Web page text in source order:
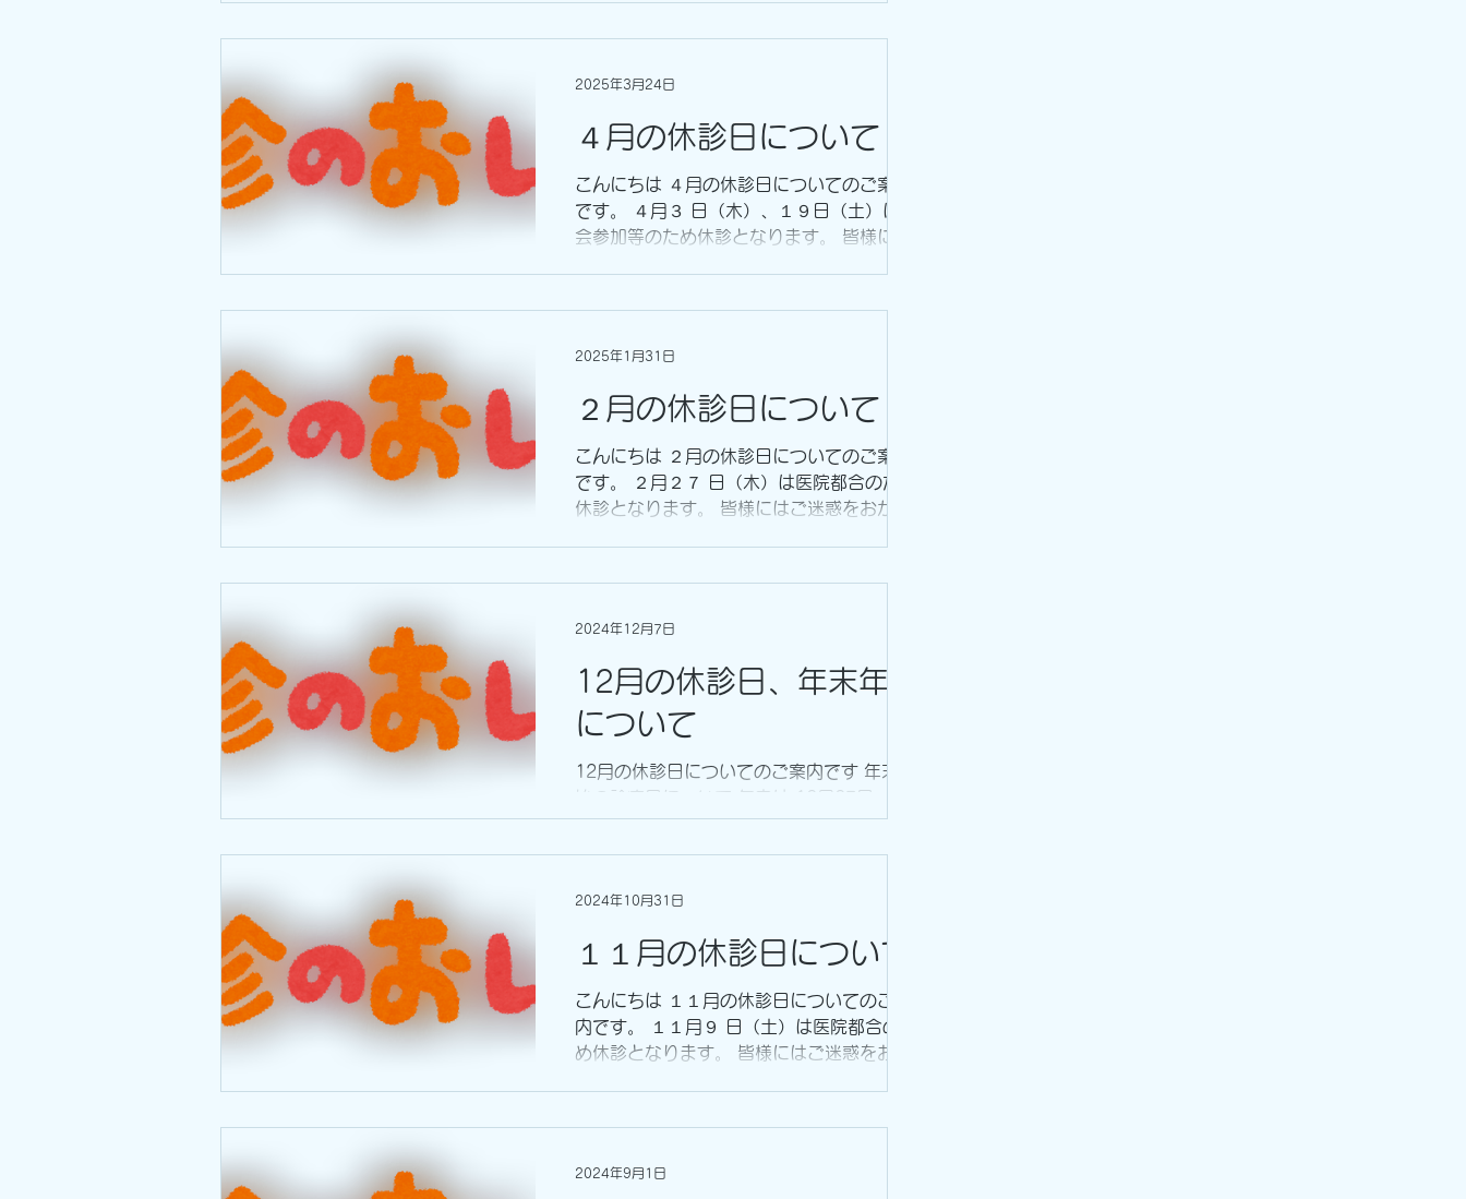
４月の休診日について
こんにちは ４月の休診日についてのご案内
です。 ４月３ 日（木）、１９日（土）は学
会参加等のため休診となります。 皆様には
2025年3月24日
２月の休診日について
こんにちは ２月の休診日についてのご案内
です。 ２月２７ 日（木）は医院都合のため
休診となります。 皆様にはご迷惑をおかけ
2025年1月31日
12月の休診日、年末年始
について
12月の休診日についてのご案内です 年末年
始の診療日について 年内は 12月27日（金）
の午前診療が最終 です。 12月27日（金）午
より通常の診療 をさせていただきます。...
2024年12月7日
１１月の休診日について
こんにちは １１月の休診日についてのご案
内です。 １１月９ 日（土）は医院都合のた
め休診となります。 皆様にはご迷惑をおか
2024年10月31日
2024年9月1日